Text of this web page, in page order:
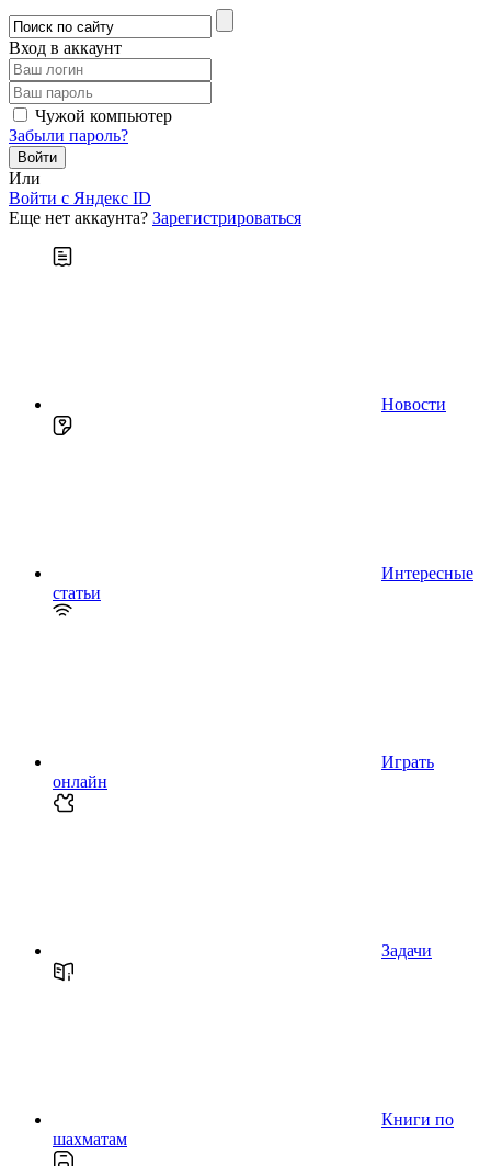
Вход в аккаунт
Чужой компьютер
Забыли пароль?
Или
Войти c Яндекс ID
Еще нет аккаунта? Зарегистрироваться
Новости
Интересные
статьи
Играть
онлайн
Задачи
Книги по
шахматам